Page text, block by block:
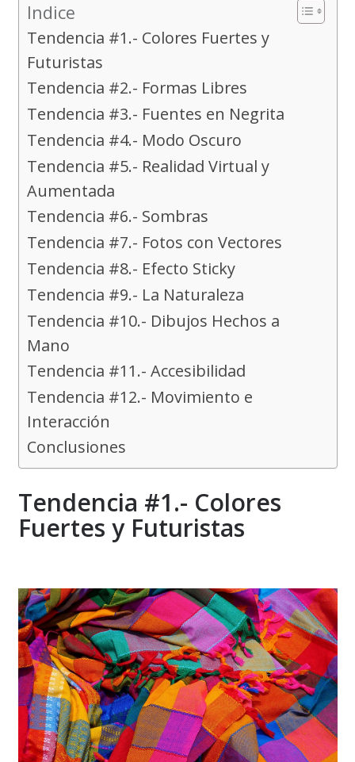
Indice
Tendencia #1.- Colores Fuertes y
Futuristas
Tendencia #2.- Formas Libres
Tendencia #3.- Fuentes en Negrita
Tendencia #4.- Modo Oscuro
Tendencia #5.- Realidad Virtual y
Aumentada
Tendencia #6.- Sombras
Tendencia #7.- Fotos con Vectores
Tendencia #8.- Efecto Sticky
Tendencia #9.- La Naturaleza
Tendencia #10.- Dibujos Hechos a
Mano
Tendencia #11.- Accesibilidad
Tendencia #12.- Movimiento e
Interacción
Conclusiones
Tendencia #1.- Colores
Fuertes y Futuristas